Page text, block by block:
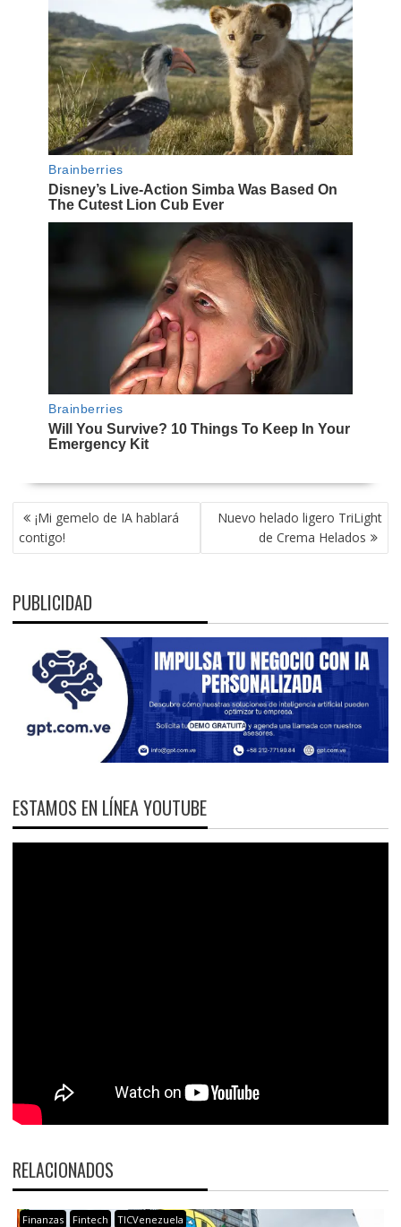
NAVEGACIÓN
DE
ENTRADAS
¡Mi gemelo de IA hablará
contigo!
Nuevo helado ligero TriLight
de Crema Helados
PUBLICIDAD
ESTAMOS EN LÍNEA YOUTUBE
RELACIONADOS
Finanzas Fintech TICVenezuela